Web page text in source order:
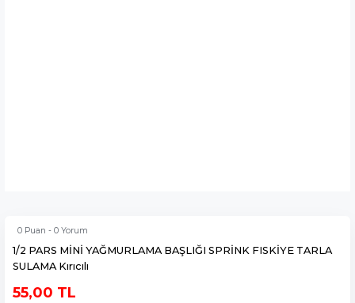
0 Puan - 0 Yorum
1/2 PARS MİNİ YAĞMURLAMA BAŞLIĞI SPRİNK FISKİYE TARLA
SULAMA Kırıcılı
55,00 TL